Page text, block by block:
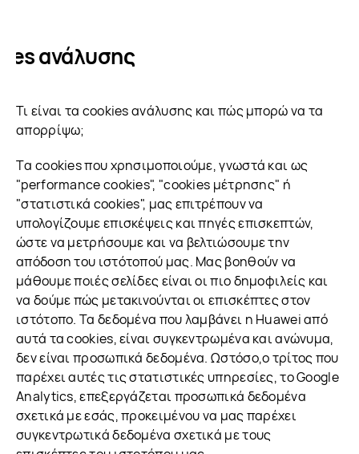
ανάλυσης
Τι είναι τα cookies ανάλυσης και πώς μπορώ να τα
απορρίψω;
Tα cookies που χρησιμοποιούμε, γνωστά και ως
"performance cookies", "cookies μέτρησης" ή
"στατιστικά cookies", μας επιτρέπουν να
υπολογίζουμε επισκέψεις και πηγές επισκεπτών,
ώστε να μετρήσουμε και να βελτιώσουμε την
απόδοση του ιστότοπού μας. Μας βοηθούν να
μάθουμε ποιές σελίδες είναι οι πιο δημοφιλείς και
να δούμε πώς μετακινούνται οι επισκέπτες στον
ιστότοπο. Τα δεδομένα που λαμβάνει η Huawei από
αυτά τα cookies, είναι συγκεντρωμένα και ανώνυμα,
δεν είναι προσωπικά δεδομένα. Ωστόσο,ο τρίτος που
παρέχει αυτές τις στατιστικές υπηρεσίες, το Google
Analytics, επεξεργάζεται προσωπικά δεδομένα
σχετικά με εσάς, προκειμένου να μας παρέχει
συγκεντρωτικά δεδομένα σχετικά με τους